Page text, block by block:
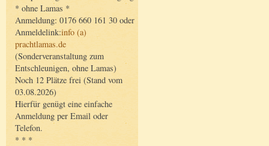
* ohne Lamas *
Anmeldung: 0176 660 161 30 oder
Anmeldelink:info (a)
prachtlamas.de
(Sonderveranstaltung zum
Entschleunigen, ohne Lamas)
Noch 12 Plätze frei (Stand vom
03.08.2026)
Hierfür genügt eine einfache
Anmeldung per Email oder
Telefon.
* * *